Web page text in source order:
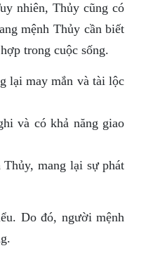
nhiên, Thủy cũng có
mệnh Thủy cần biết
trong cuộc sống.
lại may mắn và tài lộc
và có khả năng giao
mang lại sự phát
Do đó, người mệnh